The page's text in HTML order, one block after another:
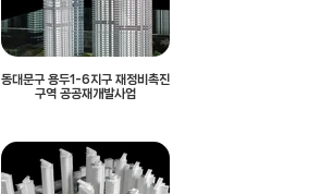
동대문구 용두1-6지구 재정비촉진
구역 공공재개발사업